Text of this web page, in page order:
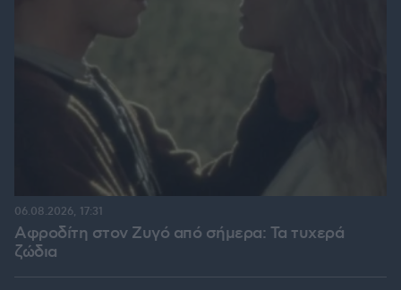
Αφροδίτη στον Ζυγό από σήμερα: Τα τυχερά
ζώδια
06.08.2026, 17:31